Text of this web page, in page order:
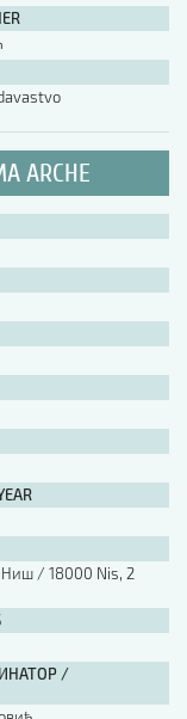
ARCHE
Ниш / 18000 Nis, 2
/